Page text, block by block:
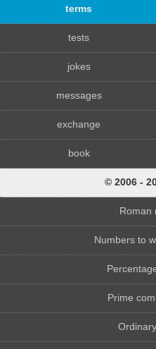
terms
tests
jokes
messages
exchange
book
© 2006 -
Roman
Numbers to
Prime